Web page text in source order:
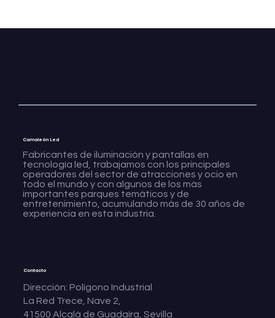
Fabricantes de iluminación y pantallas en
tecnología led, trabajamos con los principales
operadores del sector de atracciones y ocio en
todo el mundo y con algunos de los más
importantes parques temáticos y de
entretenimiento, acumulando más de 30 años de
experiencia en esta industria.
Camaleón Led
Dirección: Polígono Industrial
La Red Trece, Nave 2,
41500 Alcalá de Guadaíra, Sevilla
Contacto